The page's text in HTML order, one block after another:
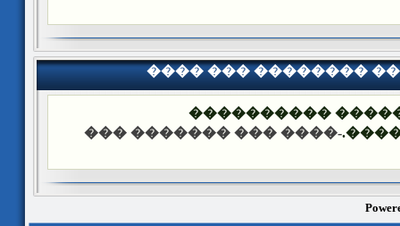
���� ��� ��������
��� ����:
-���� ��� ������� ���